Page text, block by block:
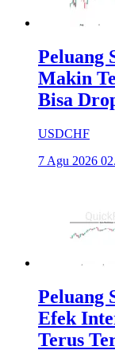
Peluang
Makin
Bisa
USDCHF
7 Agu 2026
Peluang
Efek
Terus